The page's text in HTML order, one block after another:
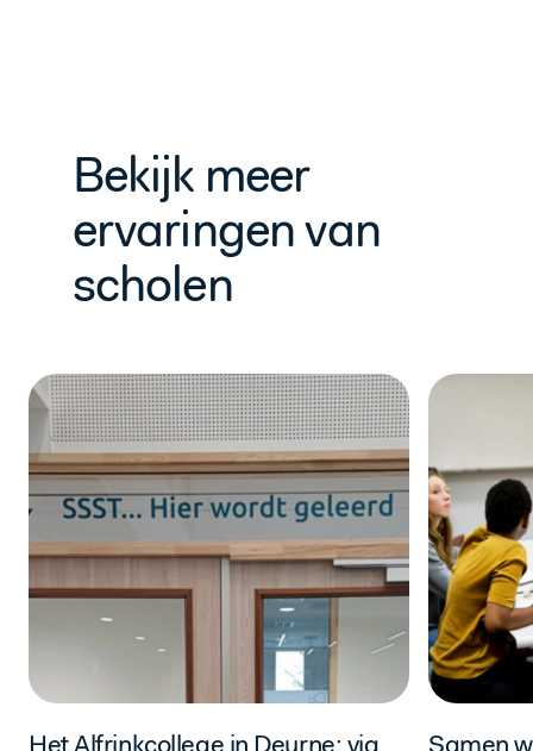
Bekijk meer
ervaringen van
scholen